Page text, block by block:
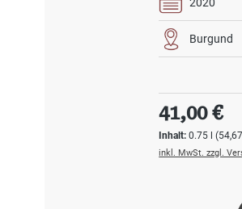
Burgund
Inhalt:0.75 l
Regulärer
41,00 €
inkl. MwSt. zzgl.